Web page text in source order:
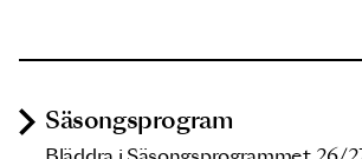
Säsongsprogram